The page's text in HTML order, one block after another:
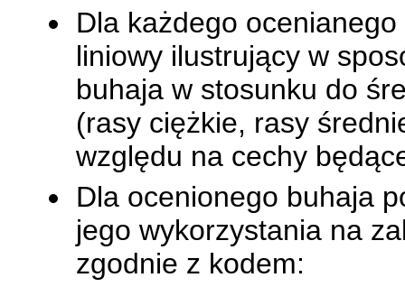
Dla każdego
liniowy ilustrujący w
buhaja w stosunku do
(rasy ciężkie, rasy
względu na cechy
Dla ocenionego buhaja
jego wykorzystania na
zgodnie z kodem: